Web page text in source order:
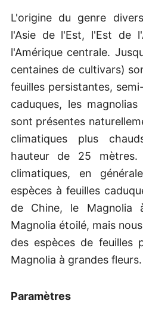
L'origine du genre
l'Asie de l'Est, l'Est de
l'Amérique centrale.
centaines de cultivars)
feuilles persistantes,
caduques, les
sont présentes
climatiques plus
hauteur de 25 mètres.
climatiques, en
espèces à feuilles
de Chine, le
Magnolia étoilé, mais
des espèces de feuilles
Magnolia à grandes fleurs.
Paramètres